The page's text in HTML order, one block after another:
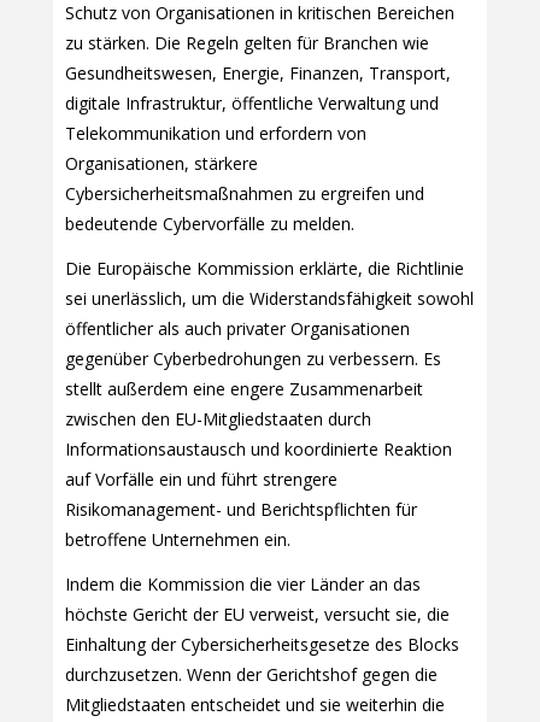
Schutz von Organisationen in kritischen Bereichen
zu stärken. Die Regeln gelten für Branchen wie
Gesundheitswesen, Energie, Finanzen, Transport,
digitale Infrastruktur, öffentliche Verwaltung und
Telekommunikation und erfordern von
Organisationen, stärkere
Cybersicherheitsmaßnahmen zu ergreifen und
bedeutende Cybervorfälle zu melden.
Die Europäische Kommission erklärte, die Richtlinie
sei unerlässlich, um die Widerstandsfähigkeit sowohl
öffentlicher als auch privater Organisationen
gegenüber Cyberbedrohungen zu verbessern. Es
stellt außerdem eine engere Zusammenarbeit
zwischen den EU-Mitgliedstaaten durch
Informationsaustausch und koordinierte Reaktion
auf Vorfälle ein und führt strengere
Risikomanagement- und Berichtspflichten für
betroffene Unternehmen ein.
Indem die Kommission die vier Länder an das
höchste Gericht der EU verweist, versucht sie, die
Einhaltung der Cybersicherheitsgesetze des Blocks
durchzusetzen. Wenn der Gerichtshof gegen die
Mitgliedstaaten entscheidet und sie weiterhin die